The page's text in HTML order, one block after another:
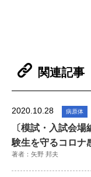
関連記事
2020.10.28 病原体
〔模試・入試会
験生を守るコロナ
著者：矢野 邦夫